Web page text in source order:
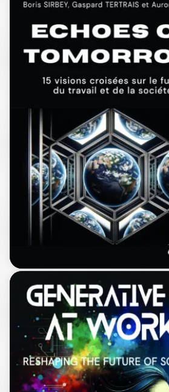
TRAVAILLER À
L’ÈRE DES IA
GÉNÉRATIVES…
JÉRÉMY LAMRI|
RÉBECCA STÉPHANIE
GASPARD TERTRAIS|
AURORA SILVER
Alors que les intelligences
génératives transforment
un peu plus les…